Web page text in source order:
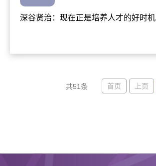
深谷贤治：现在正是培养人才的好时机
共51条 首页 上页